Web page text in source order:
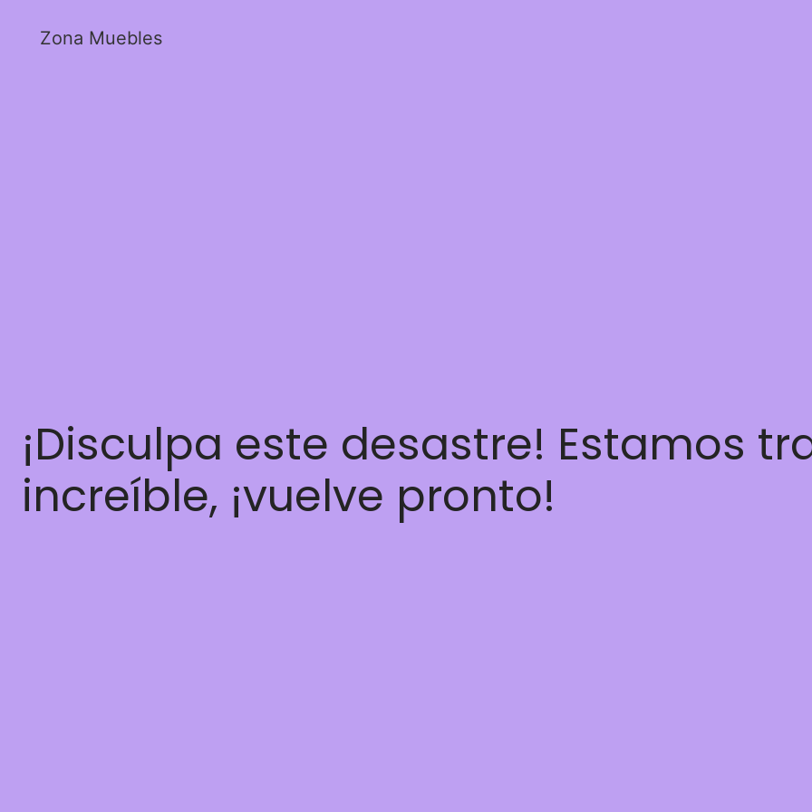
Zona Muebles
¡Disculpa este desastre! Estamos
increíble, ¡vuelve pronto!